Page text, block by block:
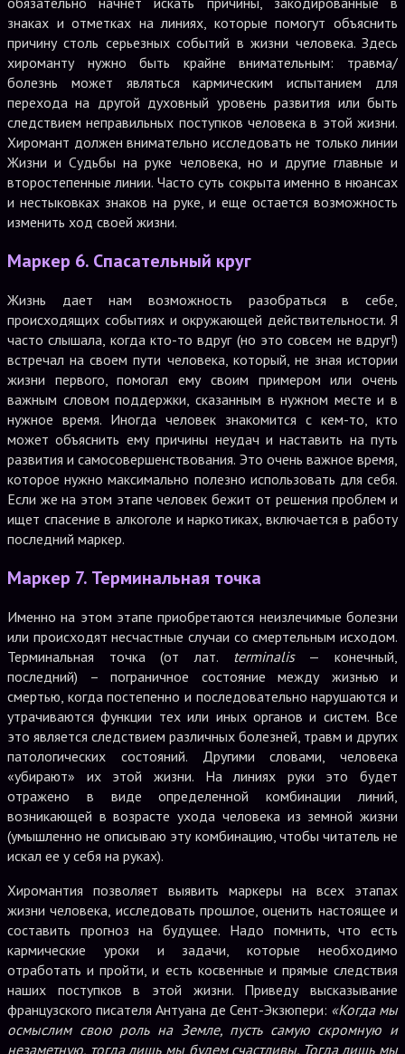
знаках и отметках на линиях, которые помогут объяснить
причину столь серьезных событий в жизни человека. Здесь
хироманту нужно быть крайне внимательным: травма/
болезнь может являться кармическим испытанием для
перехода на другой духовный уровень развития или быть
следствием неправильных поступков человека в этой жизни.
Хиромант должен внимательно исследовать не только линии
Жизни и Судьбы на руке человека, но и другие главные и
второстепенные линии. Часто суть сокрыта именно в нюансах
и нестыковках знаков на руке, и еще остается возможность
изменить ход своей жизни.
Маркер 6. Спасательный круг
Жизнь дает нам возможность разобраться в себе,
происходящих событиях и окружающей действительности. Я
часто слышала, когда кто-то вдруг (но это совсем не вдруг!)
встречал на своем пути человека, который, не зная истории
жизни первого, помогал ему своим примером или очень
важным словом поддержки, сказанным в нужном месте и в
нужное время. Иногда человек знакомится с кем-то, кто
может объяснить ему причины неудач и наставить на путь
развития и самосовершенствования. Это очень важное время,
которое нужно максимально полезно использовать для себя.
Если же на этом этапе человек бежит от решения проблем и
ищет спасение в алкоголе и наркотиках, включается в работу
последний маркер.
Маркер 7. Терминальная точка
Именно на этом этапе приобретаются неизлечимые болезни
или происходят несчастные случаи со смертельным исходом.
Терминальная точка (от лат. terminalis— конечный,
последний) – пограничное состояние между жизнью и
смертью, когда постепенно и последовательно нарушаются и
утрачиваются функции тех или иных органов и систем. Все
это является следствием различных болезней, травм и других
патологических состояний. Другими словами, человека
«убирают» их этой жизни. На линиях руки это будет
отражено в виде определенной комбинации линий,
возникающей в возрасте ухода человека из земной жизни
(умышленно не описываю эту комбинацию, чтобы читатель не
искал ее у себя на руках).
Хиромантия позволяет выявить маркеры на всех этапах
жизни человека, исследовать прошлое, оценить настоящее и
составить прогноз на будущее. Надо помнить, что есть
кармические уроки и задачи, которые необходимо
отработать и пройти, и есть косвенные и прямые следствия
наших поступков в этой жизни. Приведу высказывание
французского писателя Антуана де Сент-Экзюпери: «Когда мы
осмыслим свою роль на Земле, пусть самую скромную и
незаметную, тогда лишь мы будем счастливы. Тогда лишь мы